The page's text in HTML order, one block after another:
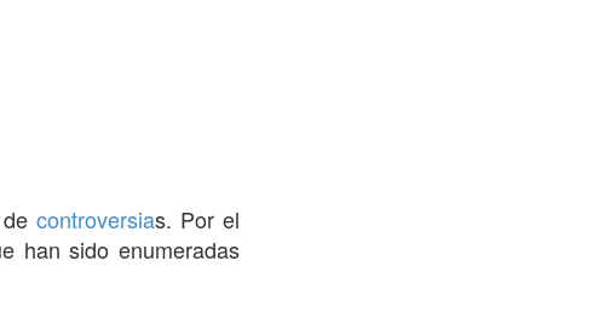
controversias. Por el
han sido enumeradas